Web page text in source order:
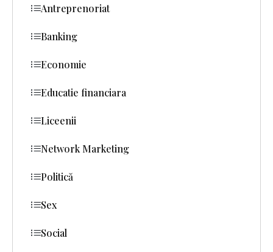
Antreprenoriat
Banking
Economie
Educatie financiara
Liceenii
Network Marketing
Politică
Sex
Social